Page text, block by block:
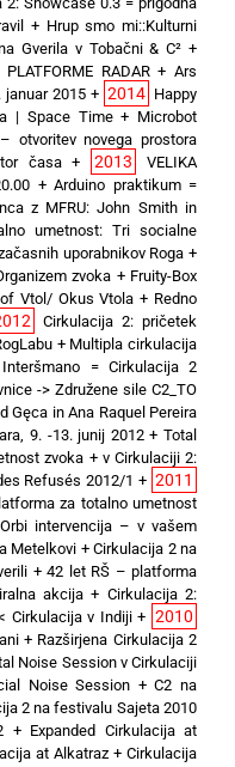
+ Hrup smo mi::Kulturni
Gverila v Tobačni & C² +
RADAR+Ars
januar 2015 + 2014 Happy
| Space Time+ Microbot
otvoritev novega prostora
časa+ 2013
VELIKA
+ Arduino praktikum =
z MFRU: John Smith in
umetnost: Tri socialne
uporabnikov Roga +
zvoka + Fruity-Box
Vtol/ Okus Vtola + Redno
Cirkulacija 2: pričetek
+ Multipla cirkulacija
Interšmano = Cirkulacija 2
-> Združene sile C2_TO
Gęca in Ana Raquel Pereira
9. -13. junij 2012+Total
zvoka + v Cirkulaciji 2:
Refusés 2012/1 + 2011
za totalno umetnost
intervencija – v vašem
Metelkovi + Cirkulacija 2 na
+42 let RŠ – platforma
akcija + Cirkulacija 2:
Cirkulacija v Indiji+ 2010
+ Razširjena Cirkulacija 2
Noise Session v Cirkulaciji
Noise Session +C2 na
2 na festivalu Sajeta 2010
+ Expanded Cirkulacija at
at Alkatraz + Cirkulacija